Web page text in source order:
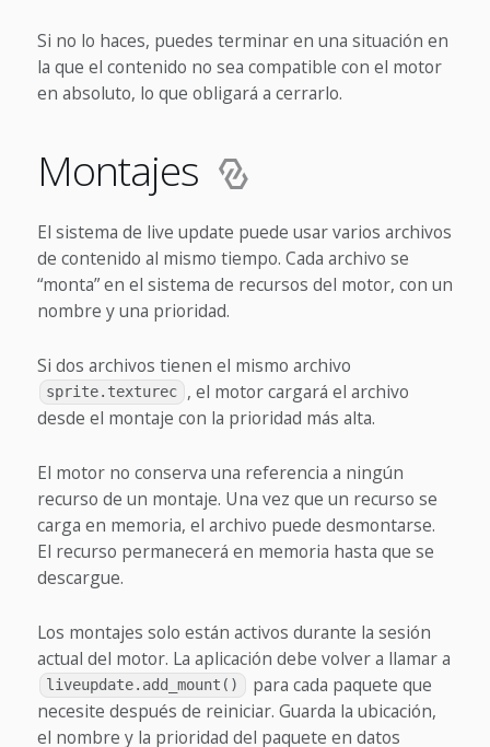
Si no lo haces, puedes terminar en una situación en
la que el contenido no sea compatible con el motor
en absoluto, lo que obligará a cerrarlo.
Montajes
El sistema de live update puede usar varios archivos
de contenido al mismo tiempo. Cada archivo se
“monta” en el sistema de recursos del motor, con un
nombre y una prioridad.
Si dos archivos tienen el mismo archivo
sprite.texturec
, el motor cargará el archivo
desde el montaje con la prioridad más alta.
El motor no conserva una referencia a ningún
recurso de un montaje. Una vez que un recurso se
carga en memoria, el archivo puede desmontarse.
El recurso permanecerá en memoria hasta que se
descargue.
Los montajes solo están activos durante la sesión
actual del motor. La aplicación debe volver a llamar a
liveupdate.add_mount()
para cada paquete que
necesite después de reiniciar. Guarda la ubicación,
el nombre y la prioridad del paquete en datos